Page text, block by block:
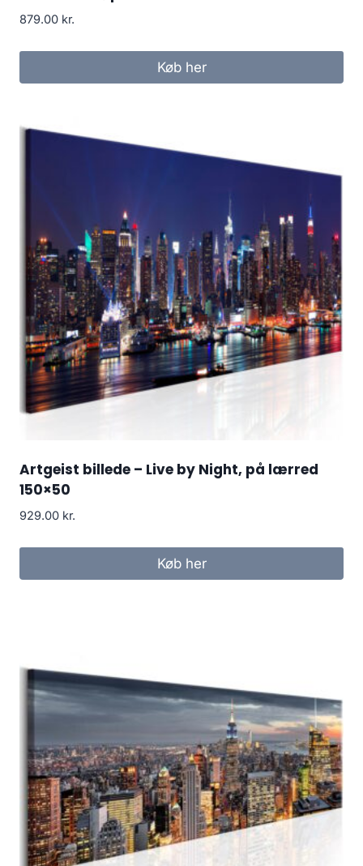
879.00 kr.
Køb her
Artgeist billede – Live by Night, på lærred
150×50
929.00 kr.
Køb her